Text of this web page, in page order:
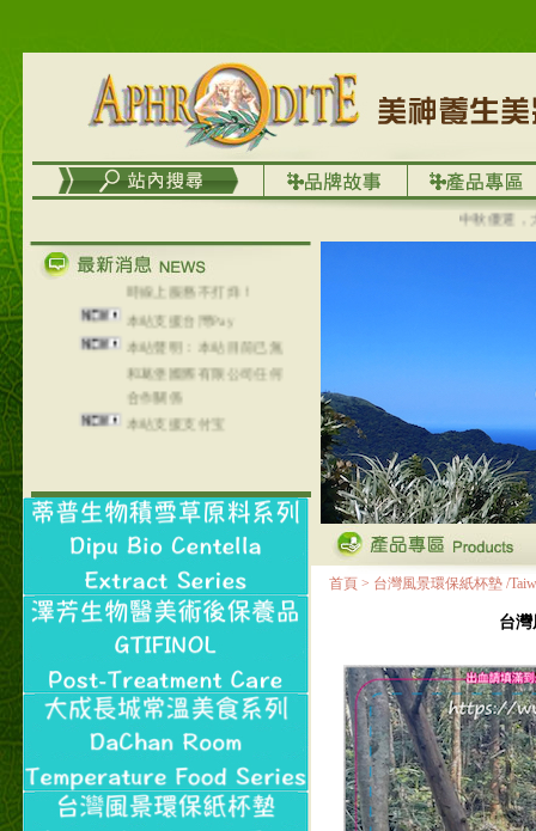
中秋優選，大成
在外租屋者、居住處無管
理員、不方便在工作地點
取件者，歡迎多多使用
【郵局i郵箱】的服務喔～
【i郵箱】設立的地點，請
進入內頁連結～
時線上服務不打烊！
本站支援台灣Pay
本站聲明：本站目前已無
和葛堡國際有限公司任何
合作關係
本站支援支付宝
2017年1月1日起，中国大
首頁 > 台灣風景環保紙杯墊 /
台灣